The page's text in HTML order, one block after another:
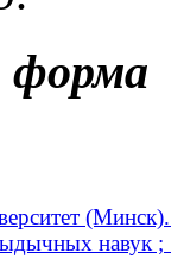
форма
навук